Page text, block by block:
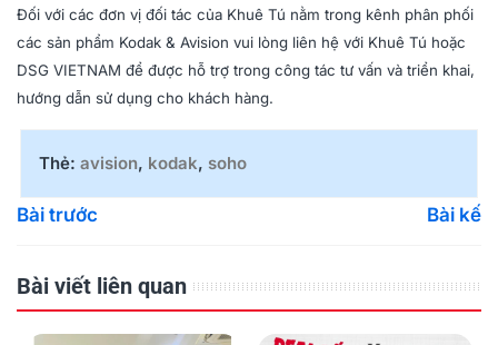
Đối với các đơn vị đối tác của Khuê Tú nằm trong kênh phân phối
các sản phẩm Kodak & Avision vui lòng liên hệ với Khuê Tú hoặc
DSG VIETNAM để được hỗ trợ trong công tác tư vấn và triển khai,
hướng dẫn sử dụng cho khách hàng.
Thẻ: avision, kodak, soho
Bài trước Bài kế
Bài viết liên quan